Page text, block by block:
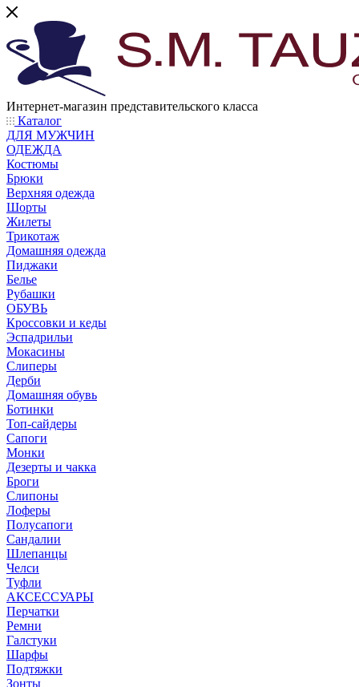
Интернет-магазин представительского класса
Каталог
ДЛЯ МУЖЧИН
ОДЕЖДА
Костюмы
Брюки
Верхняя одежда
Шорты
Жилеты
Трикотаж
Домашняя одежда
Пиджаки
Белье
Рубашки
ОБУВЬ
Кроссовки и кеды
Эспадрильи
Мокасины
Слиперы
Дерби
Домашняя обувь
Ботинки
Топ-сайдеры
Сапоги
Монки
Дезерты и чакка
Броги
Слипоны
Лоферы
Полусапоги
Сандалии
Шлепанцы
Челси
Туфли
АКСЕССУАРЫ
Перчатки
Ремни
Галстуки
Шарфы
Подтяжки
Зонты